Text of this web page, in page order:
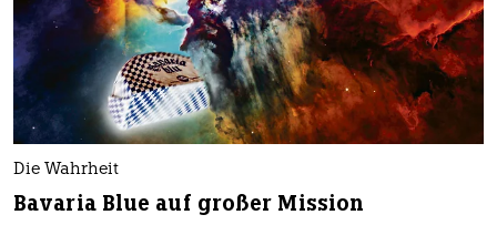
Die Wahrheit
Bavaria Blue auf großer Mission